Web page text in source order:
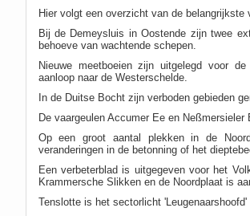
Hier volgt een overzicht van de belangrijkste
Bij de Demeysluis in Oostende zijn twee
behoeve van wachtende schepen.
Nieuwe meetboeien zijn uitgelegd voor
aanloop naar de Westerschelde.
In de Duitse Bocht zijn verboden gebieden
De vaargeulen Accumer Ee en Neßmersieler
Op een groot aantal plekken in de
veranderingen in de betonning of het
Een verbeterblad is uitgegeven voor het
Krammersche Slikken en de Noordplaat is
Tenslotte is het sectorlicht